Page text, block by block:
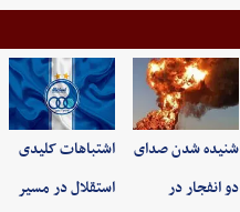
شنیده شدن صدای
دو انفجار در
اشتباهات کلیدی
استقلال در مسیر